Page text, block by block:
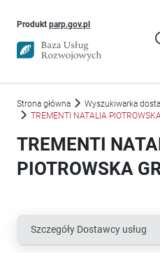
Produkt parp.gov.plUwaga, link
Strona główna
Wyszukiwarka
TREMENTI NATALIA
TREMENTI
PIOTROWSKA
Szczegóły Dostawcy usług